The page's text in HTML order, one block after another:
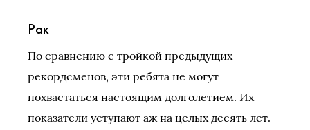
Рак
По сравнению с тройкой предыдущих
рекордсменов, эти ребята не могут
похвастаться настоящим долголетием. Их
показатели уступают аж на целых десять лет.